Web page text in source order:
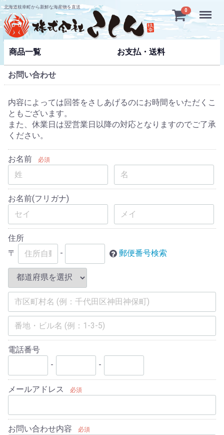
北海道枝幸町から新鮮な海産物を直送
0
商品一覧 お支払・送料
Menu
お問い合わせ
内容によっては回答をさしあげるのにお時間をいただくこ
ともございます。
また、休業日は翌営業日以降の対応となりますのでご了承
ください。
お名前 必須
お名前(フリガナ)
住所
〒
- 郵便番号検索
電話番号
-
-
メールアドレス 必須
お問い合わせ内容 必須